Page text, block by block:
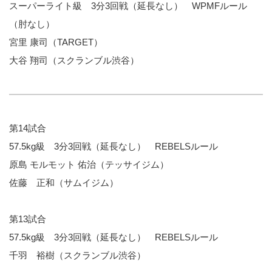
スーパーライト級 3分3回戦（延長なし） WPMFルール
（肘なし）
宮里 康司（TARGET）
大谷 翔司（スクランブル渋谷）
第14試合
57.5kg級 3分3回戦（延長なし） REBELSルール
原島 モルモット 佑治（テッサイジム）
佐藤 正和（サムイジム）
第13試合
57.5kg級 3分3回戦（延長なし） REBELSルール
千羽 裕樹（スクランブル渋谷）